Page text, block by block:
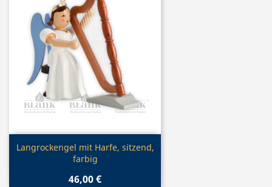
Vorschau
Langrockengel mit Harfe, sitzend,
farbig
46,00 €